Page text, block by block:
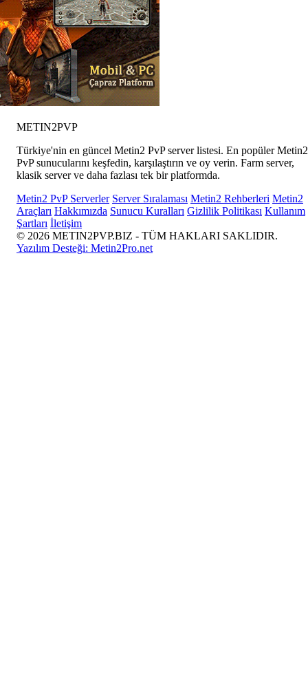
METIN2PVP
Türkiye'nin en güncel Metin2 PvP server listesi. En popüler Metin2
PvP sunucularını keşfedin, karşılaştırın ve oy verin. Farm server,
klasik server ve daha fazlası tek bir platformda.
Metin2 PvP Serverler Server Sıralaması Metin2 Rehberleri Metin2
Araçları Hakkımızda Sunucu Kuralları Gizlilik Politikası Kullanım
Şartları İletişim
© 2026 METIN2PVP.BIZ - TÜM HAKLARI SAKLIDIR.
Yazılım Desteği: Metin2Pro.net